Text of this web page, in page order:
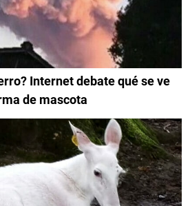
Internet debate qué se ve
de mascota